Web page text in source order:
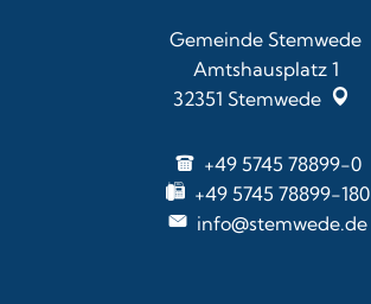
Gemeinde Stemwede
Amtshausplatz 1
32351 Stemwede
+49 5745 78899-0
+49 5745 78899-180
info@stemwede.de